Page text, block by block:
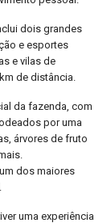
dois grandes
e esportes
e vilas de
de distância.
da fazenda, com
por uma
árvores de fruto
dos maiores
uma experiência